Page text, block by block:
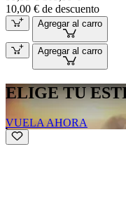
10,00 € de descuento
Agregar al carro
Agregar al carro
ELIGE TU
VUELA AHORA